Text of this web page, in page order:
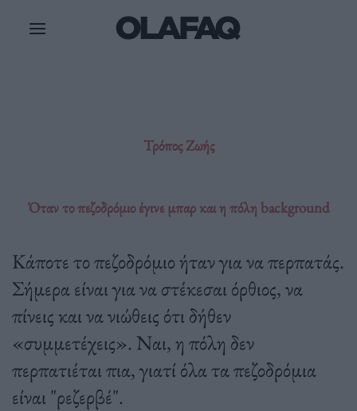
Τρόπος Ζωής
Όταν το πεζοδρόμιο έγινε μπαρ και η πόλη background
Κάποτε το πεζοδρόμιο ήταν για να περπατάς.
Σήμερα είναι για να στέκεσαι όρθιος, να
πίνεις και να νιώθεις ότι δήθεν
«συμμετέχεις». Ναι, η πόλη δεν
περπατιέται πια, γιατί όλα τα πεζοδρόμια
είναι "ρεζερβέ".